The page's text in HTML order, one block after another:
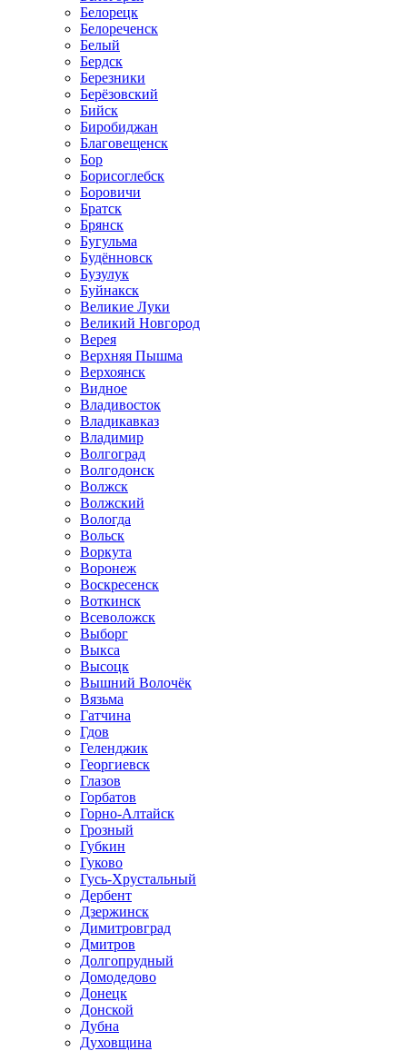
Белорецк
Белореченск
Белый
Бердск
Березники
Берёзовский
Бийск
Биробиджан
Благовещенск
Бор
Борисоглебск
Боровичи
Братск
Брянск
Бугульма
Будённовск
Бузулук
Буйнакск
Великие Луки
Великий Новгород
Верея
Верхняя Пышма
Верхоянск
Видное
Владивосток
Владикавказ
Владимир
Волгоград
Волгодонск
Волжск
Волжский
Вологда
Вольск
Воркута
Воронеж
Воскресенск
Воткинск
Всеволожск
Выборг
Выкса
Высоцк
Вышний Волочёк
Вязьма
Гатчина
Гдов
Геленджик
Георгиевск
Глазов
Горбатов
Горно-Алтайск
Грозный
Губкин
Гуково
Гусь-Хрустальный
Дербент
Дзержинск
Димитровград
Дмитров
Долгопрудный
Домодедово
Донецк
Донской
Дубна
Духовщина